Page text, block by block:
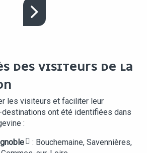
DES VISITEURS DE LA
les visiteurs et faciliter leur
destinations ont été identifiées dans
:
: Bouchemaine, Savennières,